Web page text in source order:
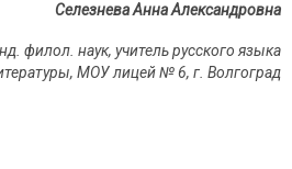
Селезнева Анна Александровна
филол. наук, учитель русского языка
МОУ лицей № 6, г. Волгоград